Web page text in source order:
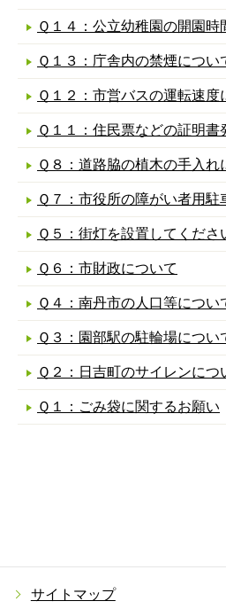
Ｑ１４：公立幼稚園の開園時
Ｑ１３：庁舎内の禁煙につい
Ｑ１２：市営バスの運転速度
Ｑ１１：住民票などの証明書
Ｑ８：道路脇の植木の手入れ
Ｑ７：市役所の障がい者用駐
Ｑ５：街灯を設置してくださ
Ｑ６：市財政について
Ｑ４：南丹市の人口等につい
Ｑ３：園部駅の駐輪場につい
Ｑ２：日吉町のサイレンにつ
Ｑ１：ごみ袋に関するお願い
サイトマップ